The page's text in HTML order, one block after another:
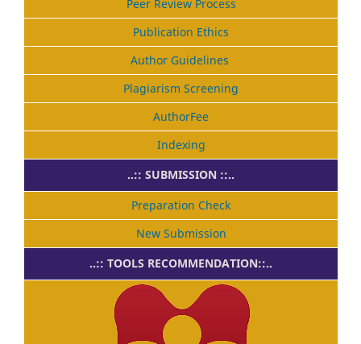
Peer Review Process
Publication Ethics
Author Guidelines
Plagiarism Screening
AuthorFee
Indexing
..:: SUBMISSION ::..
Preparation Check
New Submission
..:: TOOLS RECOMMENDATION::..